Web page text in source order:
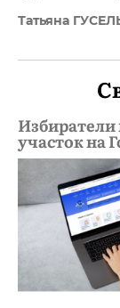
Татьяна
участок на